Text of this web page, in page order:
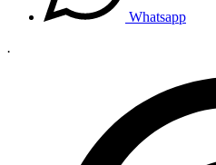
Whatsapp
.